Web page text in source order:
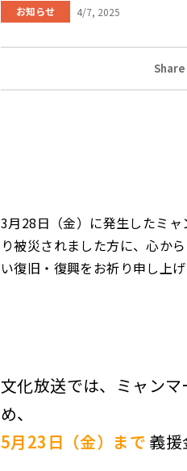
お知らせ 4/7, 2025
Share
3月28日（金）に発生したミ
り被災されました方に、心か
い復旧・復興をお祈り申し上げ
文化放送では、ミャン
め、
5月23日（金）まで 義援